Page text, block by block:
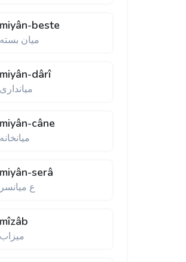
miyân-beste
ميان بسته
miyân-dârî
ميانداری
miyân-câne
ميانخانه
miyân-serâ
ع ميانسر
mîzâb
ميزاب